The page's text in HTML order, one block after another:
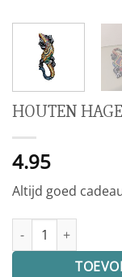
HOUTEN
4.95
Altijd goed
HOUTEN